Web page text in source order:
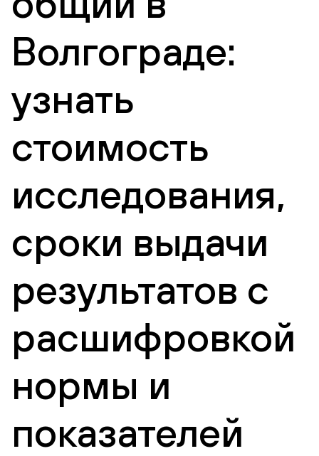
Волгограде:
узнать
стоимость
исследования,
сроки выдачи
результатов с
расшифровкой
нормы и
показателей